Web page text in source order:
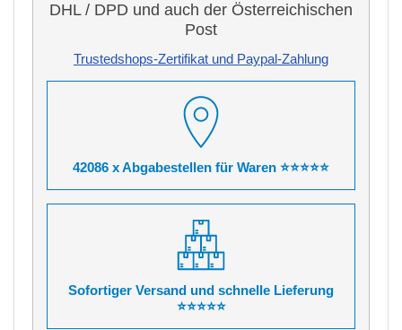
DHL / DPD und auch der Österreichischen
Post
Trustedshops-Zertifikat und Paypal-Zahlung
42086 x Abgabestellen für Waren ⭐⭐⭐⭐⭐
Sofortiger Versand und schnelle Lieferung
⭐⭐⭐⭐⭐